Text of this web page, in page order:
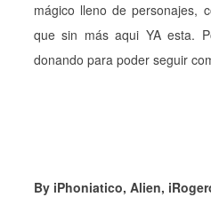
mágico lleno de personajes,
que sin más aqui YA esta.
donando para poder seguir
By iPhoniatico, Alien,